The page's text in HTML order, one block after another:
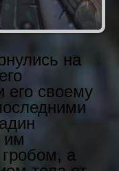
на
его своему
им
гробом, а